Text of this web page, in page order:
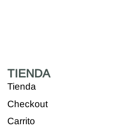
TIENDA
Tienda
Checkout
Carrito